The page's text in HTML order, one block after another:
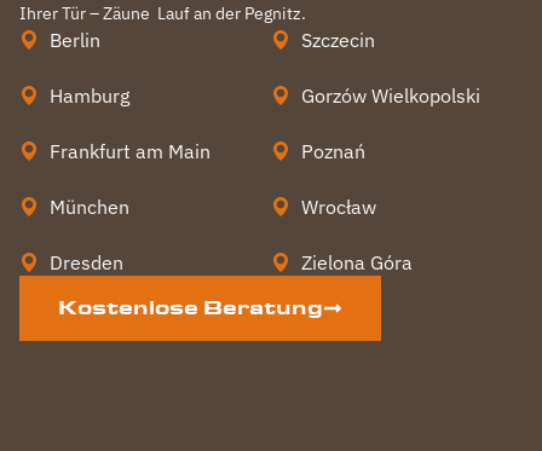
Ihrer Tür – Zäune Lauf an der Pegnitz.
Berlin
Hamburg
Frankfurt am Main
München
Dresden
Szczecin
Gorzów Wielkopolski
Poznań
Wrocław
Zielona Góra
Kostenlose Beratung